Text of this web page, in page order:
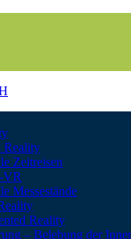
Reality
Zeitreisen
VR
Messestände
Reality
– Belebung der